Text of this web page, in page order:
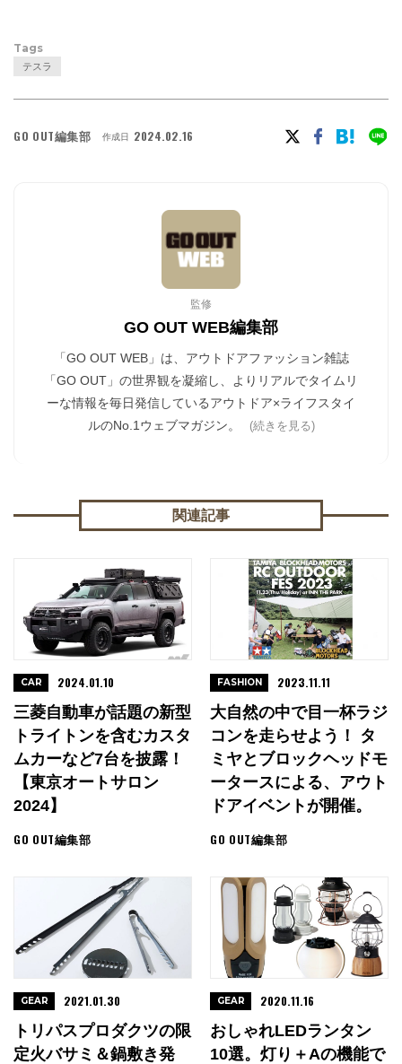
Tags
テスラ
GO OUT編集部 作成日 2024.02.16
監修
GO OUT WEB編集部
「GO OUT WEB」は、アウトドアファッション雑誌
「GO OUT」の世界観を凝縮し、よりリアルでタイムリ
ーな情報を毎日発信しているアウトドア×ライフスタイ
ルのNo.1ウェブマガジン。
(続きを見る)
関連記事
三菱自動車が話題の新型
トライトンを含むカスタ
ムカーなど7台を披露！
【東京オートサロン
2024】
GO OUT編集部
CAR 2024.01.10
大自然の中で目一杯ラジ
コンを走らせよう！ タ
ミヤとブロックヘッドモ
ータースによる、アウト
ドアイベントが開催。
GO OUT編集部
FASHION 2023.11.11
トリパスプロダクツの限
定火バサミ＆鍋敷き発
GEAR 2021.01.30
おしゃれLEDランタン
10選。灯り＋αの機能で
GEAR 2020.11.16